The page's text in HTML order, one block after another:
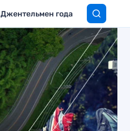
Джентельмен года